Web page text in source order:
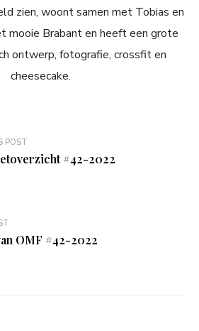
zien, woont samen met Tobias en
mooie Brabant en heeft een grote
ontwerp, fotografie, crossfit en
cheesecake.
POST
#42-2022
OMF #42-2022